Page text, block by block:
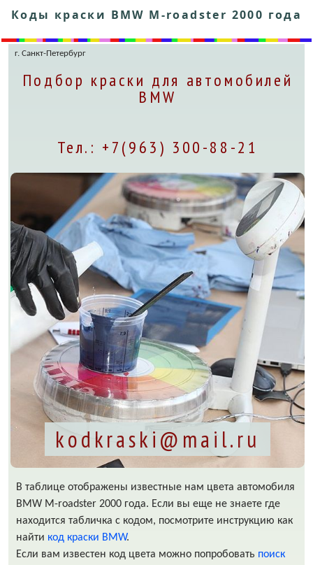
Коды краски BMW M-roadster 2000 года
г. Санкт-Петербург
Подбор краски для автомобилей
BMW
Тел.: +7(963) 300-88-21
kodkraski@mail.ru
В таблице отображены известные нам цвета автомобиля
BMW M-roadster 2000 года. Если вы еще не знаете где
находится табличка с кодом, посмотрите инструкцию как
найти код краски BMW.
Если вам известен код цвета можно попробовать поиск